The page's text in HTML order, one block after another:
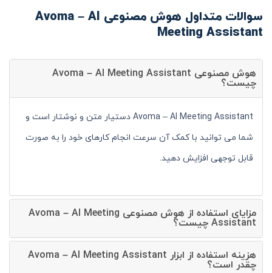
سوالات متداول هوش مصنوعی Avoma – AI
Meeting Assistant
هوش مصنوعی Avoma – AI Meeting Assistant
چیست؟
Avoma – AI Meeting Assistant دستیار متن و نوشتار است و
شما می توانید با کمک آن سرعت انجام کارهای خود را به صورت
قابل توجهی افزایش دهید.
مزایای استفاده از هوش مصنوعی Avoma – AI Meeting
Assistant چیست؟
هزینه استفاده از ابزار Avoma – AI Meeting Assistant
چقدر است؟